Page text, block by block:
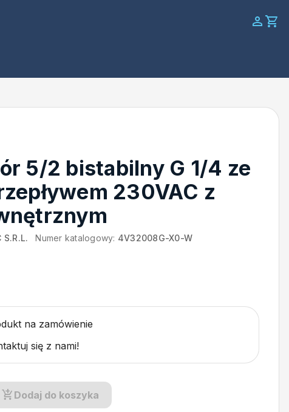
5/2 bistabilny G 1/4 ze
230VAC z
S.R.L. Numer katalogowy: 4V32008G-X0-W
na zamówienie
się z nami!
Dodaj do koszyka